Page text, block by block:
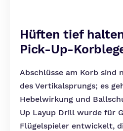
Hüften tief
Pick-Up-
Abschlüsse am Korb sind
des Vertikalsprungs; es
Hebelwirkung und
Up Layup Drill wurde für
Flügelspieler entwickelt,